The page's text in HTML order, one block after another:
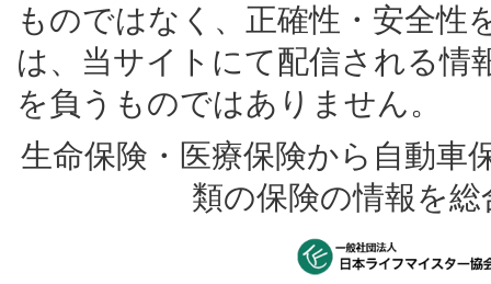
ものではなく、正確性・安全性
は、当サイトにて配信される情
を負うものではありません。
生命保険・医療保険から自動車
類の保険の情報を